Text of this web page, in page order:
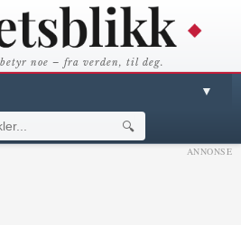
betyr noe – fra verden, til deg.
▼
🔍
ANNONSE